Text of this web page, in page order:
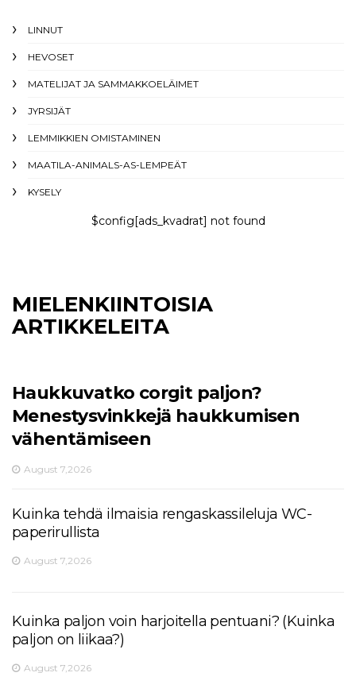
LINNUT
HEVOSET
MATELIJAT JA SAMMAKKOELÄIMET
JYRSIJÄT
LEMMIKKIEN OMISTAMINEN
MAATILA-ANIMALS-AS-LEMPEÄT
KYSELY
$config[ads_kvadrat] not found
MIELENKIINTOISIA
ARTIKKELEITA
Haukkuvatko corgit paljon?
Menestysvinkkejä haukkumisen
vähentämiseen
August 7,2026
Kuinka tehdä ilmaisia ​​rengaskassileluja WC-
paperirullista
August 7,2026
Kuinka paljon voin harjoitella pentuani? (Kuinka
paljon on liikaa?)
August 7,2026